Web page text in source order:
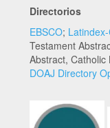
Directorios
EBSCO;
Testament
Abstract, Catholic
DOAJ Directory